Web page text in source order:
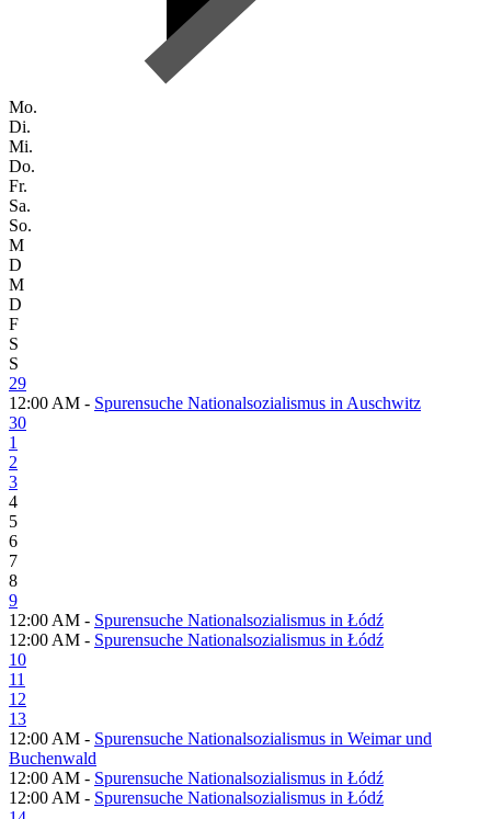
Mo.
Di.
Mi.
Do.
Fr.
Sa.
So.
M
D
M
D
F
S
S
29
12:00 AM - Spurensuche Nationalsozialismus in Auschwitz
30
1
2
3
4
5
6
7
8
9
12:00 AM - Spurensuche Nationalsozialismus in Łódź
12:00 AM - Spurensuche Nationalsozialismus in Łódź
10
11
12
13
12:00 AM - Spurensuche Nationalsozialismus in Weimar und
Buchenwald
12:00 AM - Spurensuche Nationalsozialismus in Łódź
12:00 AM - Spurensuche Nationalsozialismus in Łódź